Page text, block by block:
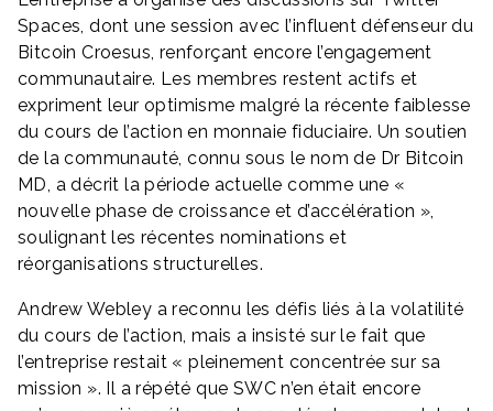
Spaces, dont une session avec l’influent défenseur du
Bitcoin Croesus, renforçant encore l’engagement
communautaire. Les membres restent actifs et
expriment leur optimisme malgré la récente faiblesse
du cours de l’action en monnaie fiduciaire. Un soutien
de la communauté, connu sous le nom de Dr Bitcoin
MD, a décrit la période actuelle comme une «
nouvelle phase de croissance et d’accélération »,
soulignant les récentes nominations et
réorganisations structurelles.
Andrew Webley a reconnu les défis liés à la volatilité
du cours de l’action, mais a insisté sur le fait que
l’entreprise restait « pleinement concentrée sur sa
mission ». Il a répété que SWC n’en était encore